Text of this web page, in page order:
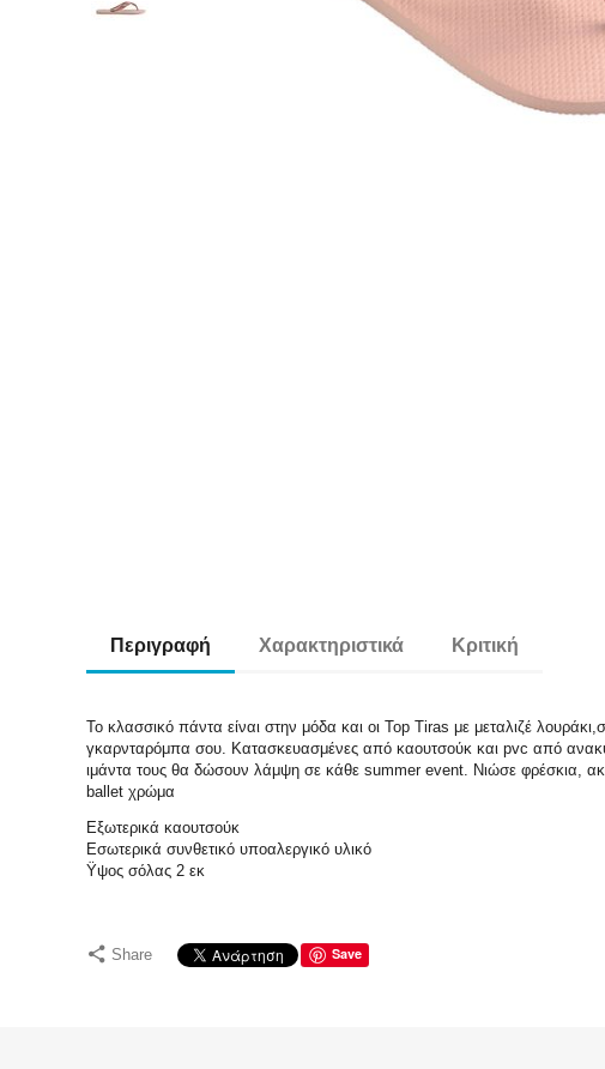
Περιγραφή Χαρακτηριστικά Κριτική
Το κλασσικό πάντα είναι στην μόδα και οι Top Tiras με μεταλιζέ
γκαρνταρόμπα σου. Κατασκευασμένες από καουτσούκ και pvc από
ιμάντα τους θα δώσουν λάμψη σε κάθε summer event. Νιώσε φρέσκια,
ballet χρώμα
Εξωτερικά καουτσούκ
Εσωτερικά συνθετικό υποαλεργικό υλικό
Ϋψος σόλας 2 εκ
Share Save